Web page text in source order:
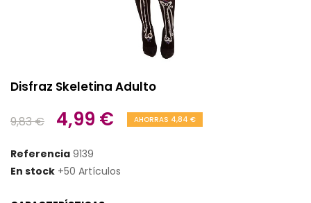
Disfraz Skeletina Adulto
9,83 € 4,99 € AHORRAS 4,84 €
Referencia 9139
En stock +50 Artículos